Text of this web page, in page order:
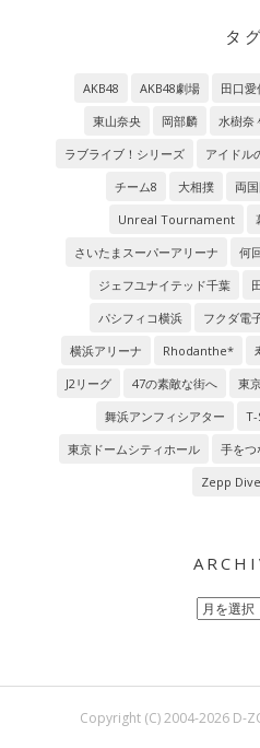
タグ
AKB48 AKB48劇場 田口愛
東山奈央
岡部麟 水樹奈
ラブライブ！シリーズ
アイドル
チーム8
大相撲 両
Unreal Tournament
さいたまスーパーアリーナ
何
ジェフユナイテッド千葉
パシフィコ横浜
フクダ電
横浜アリーナ
Rhodanthe*
J2リーグ
47の素敵な街へ 東
舞浜アンフィシアター
T-
東京ドームシティホール
手をつ
Zepp
Archives
Copyright (C) 2004-2026 D-